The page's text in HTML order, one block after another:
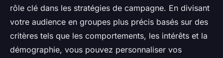
rôle clé dans les stratégies de campagne. En divisant
votre audience en groupes plus précis basés sur des
critères tels que les comportements, les intérêts et la
démographie, vous pouvez personnaliser vos